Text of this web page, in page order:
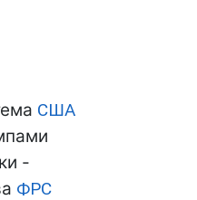
США
-
ФРС